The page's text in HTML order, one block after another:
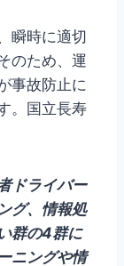
瞬時に適切
のため、運
事故防止に
。国立長寿
ドライバー
グ、情報処
群の4群に
ニングや情